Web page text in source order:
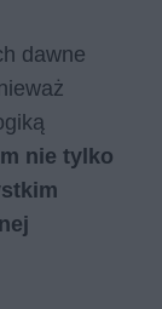
dawne
nie tylko